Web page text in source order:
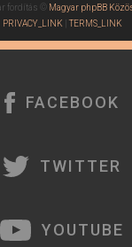
fordítás © Magyar phpBB
PRIVACY_LINK|TERMS_LINK
FACEBOOK
TWITTER
YOUTUBE